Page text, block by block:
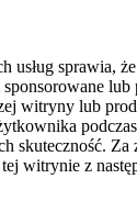
usług sprawia,
lub
witryny lub
skuteczność.
witrynie z